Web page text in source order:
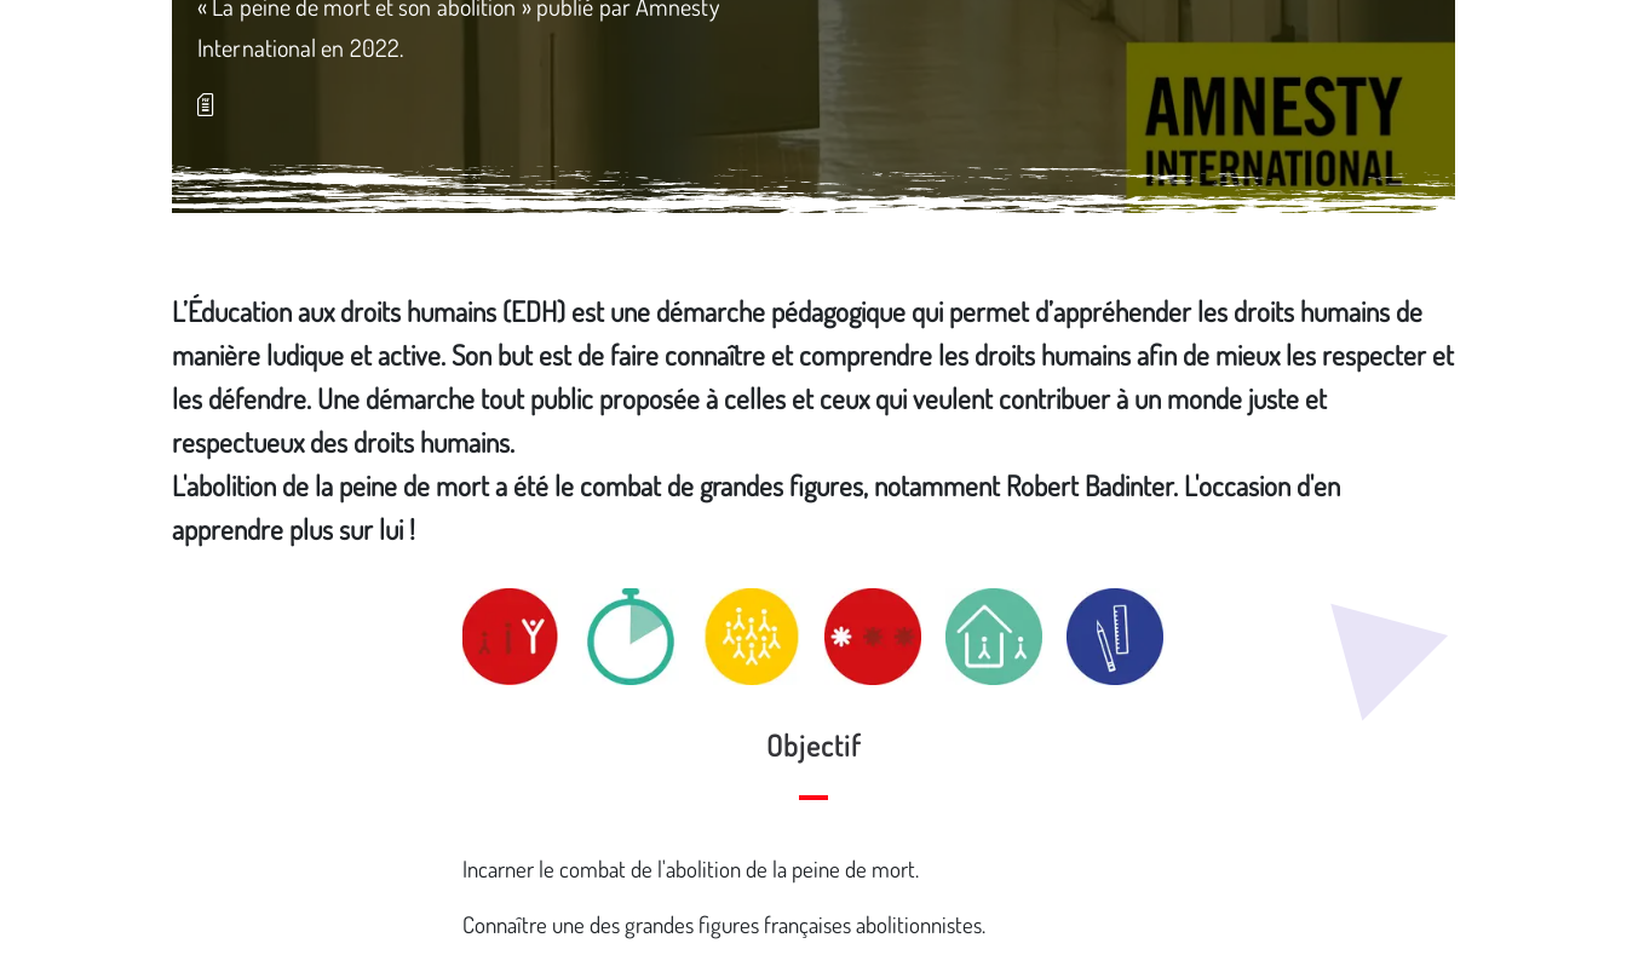
International en 2022.­
L’Éducation aux droits humains (EDH) est une démarche pédagogique qui permet d’appréhender les droits humains de
manière ludique et active. Son but est de faire connaître et comprendre les droits humains afin de mieux les respecter et
les défendre. Une démarche tout public proposée à celles et ceux qui veulent contribuer à un monde juste et
respectueux des droits humains.
L'abolition de la peine de mort a été le combat de grandes figures, notamment Robert Badinter. L'occasion d'en
apprendre plus sur lui !
Objectif
Incarner le combat de l'abolition de la peine de mort.
Connaître une des grandes figures françaises abolitionnistes.